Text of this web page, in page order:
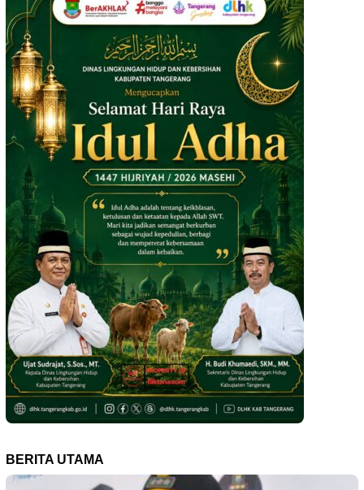
BERITA UTAMA